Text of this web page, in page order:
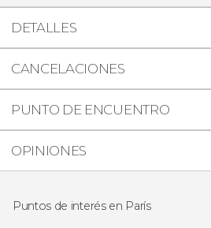
DETALLES
CANCELACIONES
PUNTO DE ENCUENTRO
OPINIONES
Puntos de interés en París